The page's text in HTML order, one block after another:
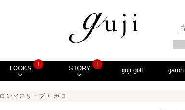
LOOKS
!
STORY
!
guji golf garoh
ロングスリーブ > ポロ